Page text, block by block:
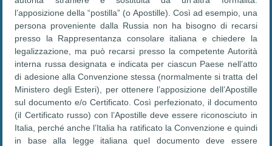
l’apposizione della “postilla” (o Apostille). Così ad esempio, una
persona proveniente dalla Russia non ha bisogno di recarsi
presso la Rappresentanza consolare italiana e chiedere la
legalizzazione, ma può recarsi presso la competente Autorità
interna russa designata e indicata per ciascun Paese nell’atto
di adesione alla Convenzione stessa (normalmente si tratta del
Ministero degli Esteri), per ottenere l’apposizione dell’Apostille
sul documento e/o Certificato. Così perfezionato, il documento
(il Certificato russo) con l’Apostille deve essere riconosciuto in
Italia, perché anche l’Italia ha ratificato la Convenzione e quindi
in base alla legge italiana quel documento deve essere